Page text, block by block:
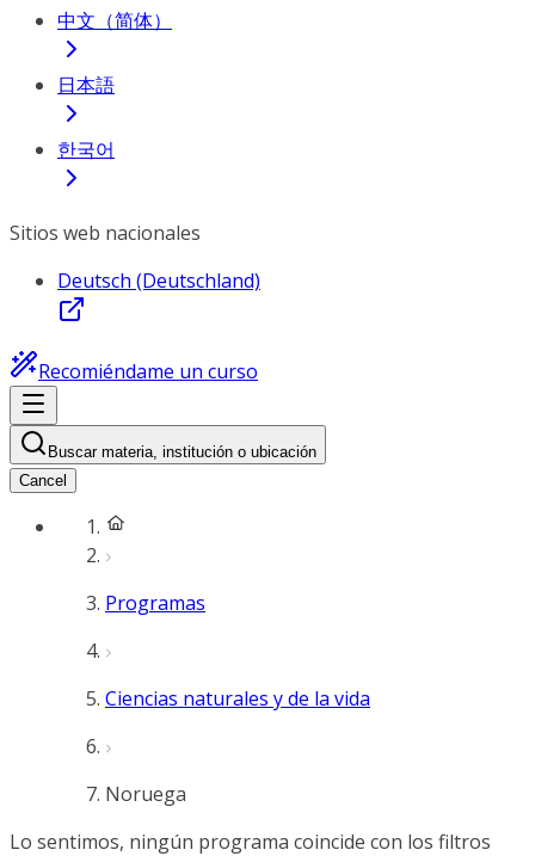
中文（简体）
日本語
한국어
Sitios web nacionales
Deutsch (Deutschland)
Recomiéndame un curso
Buscar materia, institución o ubicación
Cancel
Programas
Ciencias naturales y de la vida
Noruega
Lo sentimos, ningún programa coincide con los filtros